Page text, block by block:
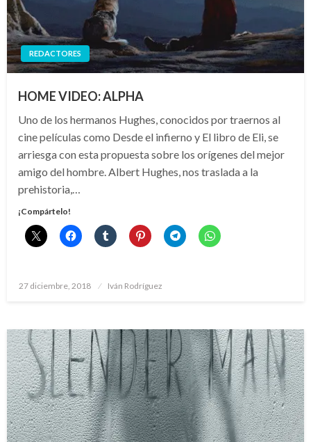
REDACTORES
HOME VIDEO: ALPHA
Uno de los hermanos Hughes, conocidos por traernos al
cine películas como Desde el infierno y El libro de Eli, se
arriesga con esta propuesta sobre los orígenes del mejor
amigo del hombre. Albert Hughes, nos traslada a la
prehistoria,…
¡Compártelo!
Publicado
27 diciembre, 2018 Iván Rodríguez